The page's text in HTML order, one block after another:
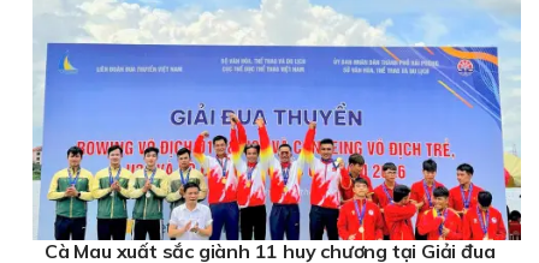
Cà Mau xuất sắc giành 11 huy chương tại Giải đua